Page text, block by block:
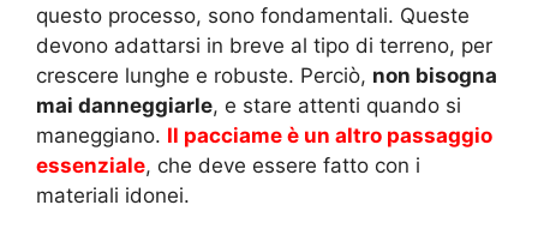
questo processo, sono fondamentali. Queste
devono adattarsi in breve al tipo di terreno, per
crescere lunghe e robuste. Perciò, non bisogna
mai danneggiarle, e stare attenti quando si
maneggiano. Il pacciame è un altro passaggio
essenziale, che deve essere fatto con i
materiali idonei.